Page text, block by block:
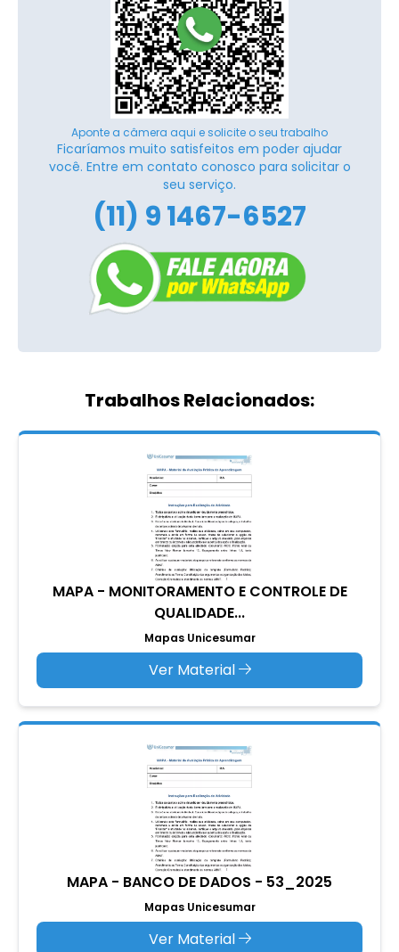
Aponte a câmera aqui e solicite o seu trabalho
Ficaríamos muito satisfeitos em poder ajudar
você. Entre em contato conosco para solicitar o
seu serviço.
(11) 9 1467-6527
Trabalhos Relacionados:
MAPA - MONITORAMENTO E CONTROLE DE
QUALIDADE...
Mapas Unicesumar
Ver Material
MAPA - BANCO DE DADOS - 53_2025
Mapas Unicesumar
Ver Material